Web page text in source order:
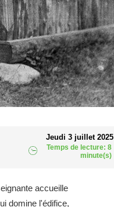
Jeudi 3 juillet 2025
Temps de lecture: 8
minute(s)
accueille
domine l'édifice,